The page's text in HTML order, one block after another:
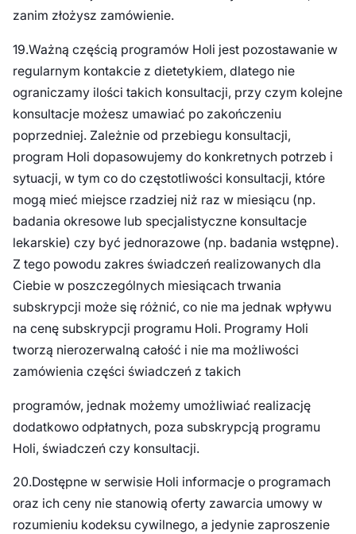
zanim złożysz zamówienie.
19.Ważną częścią programów Holi jest pozostawanie w
regularnym kontakcie z dietetykiem, dlatego nie
ograniczamy ilości takich konsultacji, przy czym kolejne
konsultacje możesz umawiać po zakończeniu
poprzedniej. Zależnie od przebiegu konsultacji,
program Holi dopasowujemy do konkretnych potrzeb i
sytuacji, w tym co do częstotliwości konsultacji, które
mogą mieć miejsce rzadziej niż raz w miesiącu (np.
badania okresowe lub specjalistyczne konsultacje
lekarskie) czy być jednorazowe (np. badania wstępne).
Z tego powodu zakres świadczeń realizowanych dla
Ciebie w poszczególnych miesiącach trwania
subskrypcji może się różnić, co nie ma jednak wpływu
na cenę subskrypcji programu Holi. Programy Holi
tworzą nierozerwalną całość i nie ma możliwości
zamówienia części świadczeń z takich
programów, jednak możemy umożliwiać realizację
dodatkowo odpłatnych, poza subskrypcją programu
Holi, świadczeń czy konsultacji.
20.Dostępne w serwisie Holi informacje o programach
oraz ich ceny nie stanowią oferty zawarcia umowy w
rozumieniu kodeksu cywilnego, a jedynie zaproszenie